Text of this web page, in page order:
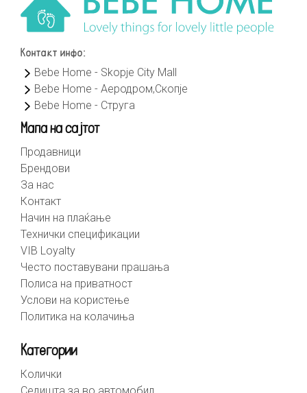
Контакт инфо:
Bebe Home - Skopje City Mall
Bebe Home - Аеродром,Скопје
Bebe Home - Струга
Мапа на сајтот
Продавници
Брендови
За нас
Контакт
Начин на плаќање
Технички спецификации
VIB Loyalty
Често поставувани прашања
Полиса на приватност
Услови на користење
Политика на колачиња
Категории
Колички